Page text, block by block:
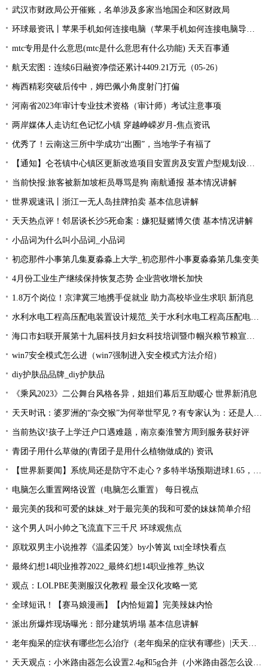
武汉市财政局公开催账，名单涉及多家当地国企和区财政局
环球最资讯丨苹果手机如何连接电脑（苹果手机如何连接电脑导出照片）
mtc专用是什么意思(mtc是什么意思有什么功能) 天天百事通
航天宏图：连续6日融资净偿还累计4409.21万元（05-26）
梅西精彩突破后传中，姆巴佩小角度射门打偏
河南省2023年审计专业技术资格（审计师）考试注意事项
两岸媒体人走访红色记忆小镇 穿越峥嵘岁月-焦点资讯
优秀了！云南这三所中学成功“出圈”，当地学子有福了
【通知】仑苍镇中心镇区更新改造项目安置房及安置户型规划设计征求意见... 天天快资讯
当前快报:旅客被新加坡柜员辱骂是狗 南航通报 基本情况讲解
世界观速讯丨浙江一无人岛挂牌拍卖 基本信息讲解
天天热点评！邻居谈长沙5死命案：嫌犯疑赌博欠债 基本情况讲解
小品词为什么叫小品词_小品词
初恋那件小事第几集夏淼淼上大学_初恋那件小事夏淼淼第几集变美
4月份工业生产继续保持恢复态势 企业营收增长加快
1.8万个岗位！京津冀三地携手促就业 助力高校毕业生求职 新消息
水利水电工程高压配电装置设计规范_关于水利水电工程高压配电装置设计规范简述-今头条
海口市妇联开展第十九届科技月妇女科技培训暨巾帼兴粮节粮宣传活动
win7安全模式怎么进（win7强制进入安全模式方法介绍）
diy护肤品品牌_diy护肤品
《乘风2023》二公舞台风格各异，姐姐们幕后互助暖心 世界新消息
天天时讯：婆罗洲的“杂交猴”为何举世罕见？有专家认为：还是人类造的孽
当前热议!孩子上学迁户口遇难题，南京秦淮警方周到服务获好评
青团子用什么草做的(青团子是用什么植物做成的) 资讯
【世界新要闻】系统局还是防守不走心？多特半场预期进球1.65，大幅领先对手
电脑怎么重置网络设置（电脑怎么重置） 每日视点
最完美的我和可爱的妹妹_对于最完美的我和可爱的妹妹简单介绍
这个男人叫小帅之飞流直下三千尺 环球观焦点
原耽双男主小说推荐《温柔囚笼》by小箐岚 txt|全球快看点
最终幻想14职业推荐2022_最终幻想14职业推荐_热议
观点：LOLPBE美测服汉化教程 最全汉化攻略一览
全球短讯！【赛马娘漫画】【内恰短篇】完美辣妹内恰
派出所爆炸现场曝光：部分建筑坍塌 基本信息讲解
老年痴呆的症状有哪些怎么治疗（老年痴呆的症状有哪些）|天天要闻
天天观点：小米路由器怎么设置2.4g和5g合并（小米路由器怎么设置）